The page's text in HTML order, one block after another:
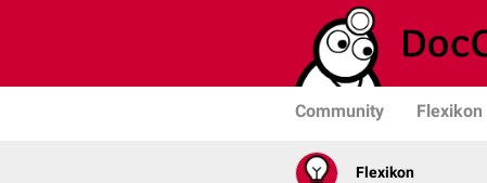
Community Flexikon
Flexikon